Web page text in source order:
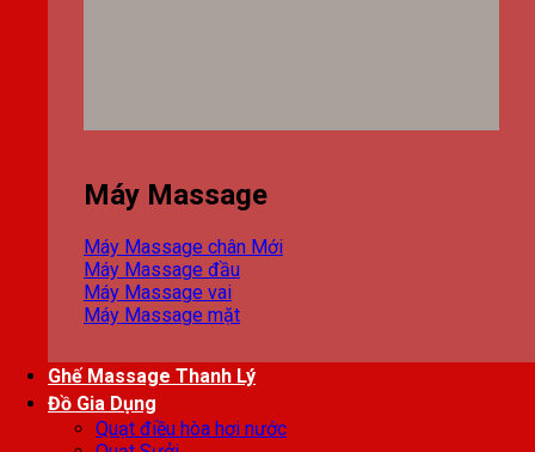
Máy Massage
Máy Massage chân
Máy Massage đầu
Máy Massage vai
Máy Massage mặt
Ghế Massage Thanh Lý
Đồ Gia Dụng
Quạt điều hòa hơi nước